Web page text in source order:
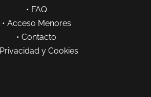
• FAQ
• Acceso Menores
• Contacto
Privacidad y Cookies